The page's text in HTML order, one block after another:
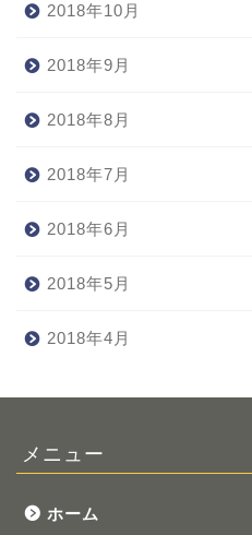
2018年10月
2018年9月
2018年8月
2018年7月
2018年6月
2018年5月
2018年4月
メニュー
ホーム